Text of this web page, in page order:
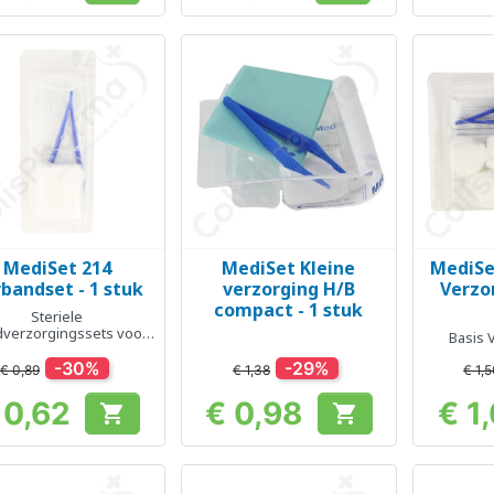
Snel bekijken
MediSet 214
- 1 stuk
Steriele
voor
€ 0,89 -30%
Prijs 
Snel bekijken
MediSet Kleine
verzorging H/B
compact - 1 stuk
€ 1,38 -29%
Prijs
€ 0,98 

Basis
€
€